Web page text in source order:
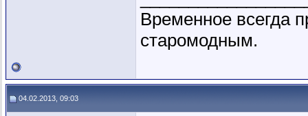
Временное всегда
старомодным.
04.02.2013, 09:03